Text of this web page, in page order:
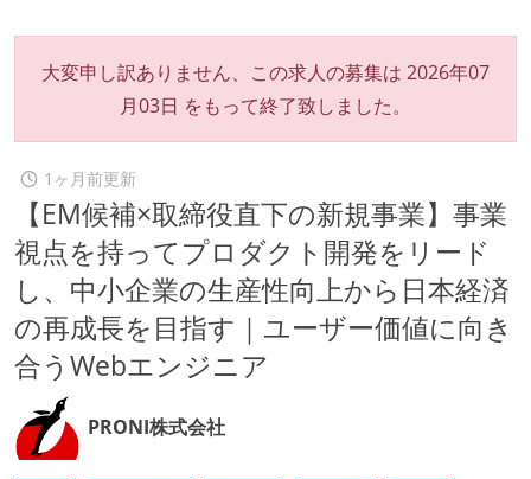
大変申し訳ありません、この求人の募集は 2026年07
月03日 をもって終了致しました。
1ヶ月前更新
【EM候補×取締役直下の新規事業】事業
視点を持ってプロダクト開発をリード
し、中小企業の生産性向上から日本経済
の再成長を目指す｜ユーザー価値に向き
合うWebエンジニア
PRONI株式会社